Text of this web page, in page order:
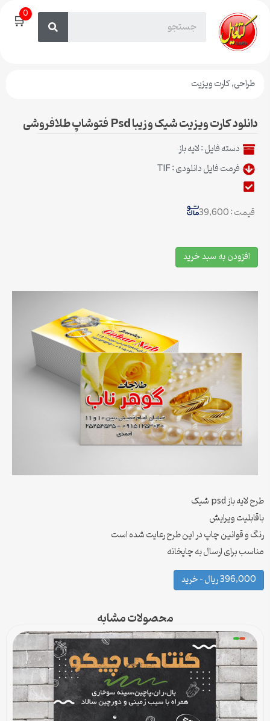
🛒0
طراحی,کارت ویزیت
دانلود کارت ویزیت شیک و زیبا Psd فتوشاپ طلافروشی
دسته فایل :لایه باز
فرمت فایل دانلودی : TIF
قیمت : 39,600
افزودن به سبد خرید
طرح لایه باز psd شیک
باقابلیت ویرایش
رنگ و قوانین چاپ در این طرح رعایت شده است
مناسب برای ارسال به چاپخانه
396,000 ریال – خرید
محصولات مشابه